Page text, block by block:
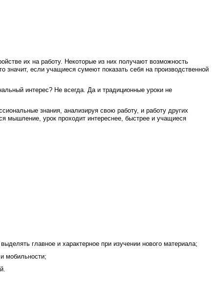
их на работу. Некоторые из них получают возможность
если учащиеся сумеют показать себя на производственной
интерес? Не всегда. Да и традиционные уроки не
знания, анализируя свою работу, и работу других
мышление, урок проходит интереснее, быстрее и учащиеся
главное и характерное при изучении нового материала;
мобильности;